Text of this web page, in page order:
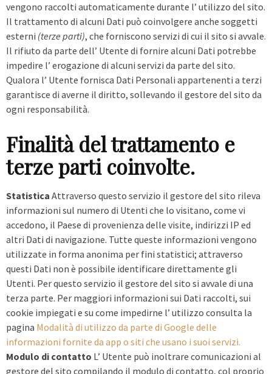
vengono raccolti automaticamente durante l’ utilizzo del sito.
Il trattamento di alcuni Dati può coinvolgere anche soggetti
esterni (terze parti), che forniscono servizi di cui il sito si avvale.
Il rifiuto da parte dell’ Utente di fornire alcuni Dati potrebbe
impedire l’ erogazione di alcuni servizi da parte del sito.
Qualora l’ Utente fornisca Dati Personali appartenenti a terzi
garantisce di averne il diritto, sollevando il gestore del sito da
ogni responsabilità.
Finalità del trattamento e
terze parti coinvolte.
Statistica Attraverso questo servizio il gestore del sito rileva
informazioni sul numero di Utenti che lo visitano, come vi
accedono, il Paese di provenienza delle visite, indirizzi IP ed
altri Dati di navigazione. Tutte queste informazioni vengono
utilizzate in forma anonima per fini statistici; attraverso
questi Dati non è possibile identificare direttamente gli
Utenti. Per questo servizio il gestore del sito si avvale di una
terza parte. Per maggiori informazioni sui Dati raccolti, sui
cookie impiegati e su come impedirne l’ utilizzo consulta la
pagina Modalità di utilizzo da parte di Google delle
informazioni fornite da app o siti che usano i suoi servizi.
Modulo di contatto L’ Utente può inoltrare comunicazioni al
gestore del sito compilando il modulo di contatto, col proprio